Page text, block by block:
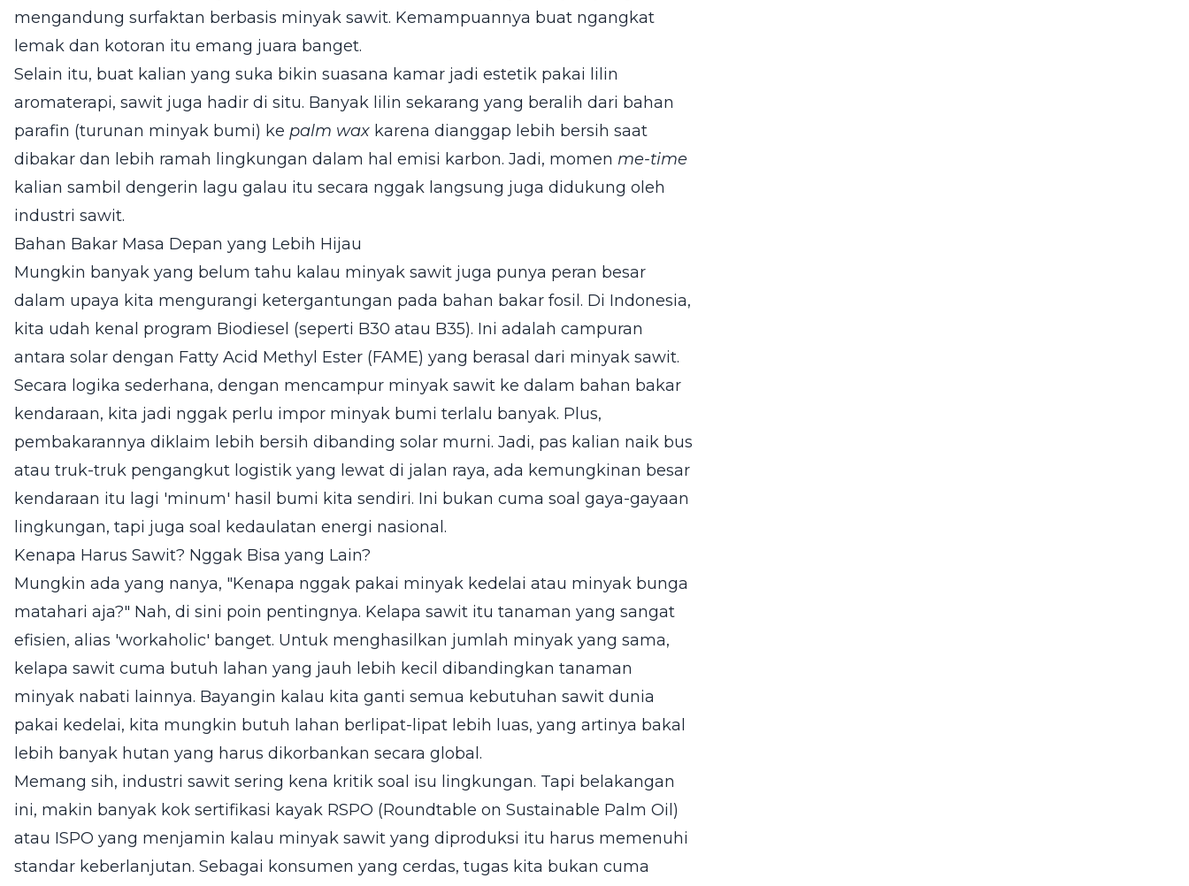
mengandung surfaktan berbasis minyak sawit. Kemampuannya buat ngangkat
lemak dan kotoran itu emang juara banget.
Selain itu, buat kalian yang suka bikin suasana kamar jadi estetik pakai lilin
aromaterapi, sawit juga hadir di situ. Banyak lilin sekarang yang beralih dari bahan
parafin (turunan minyak bumi) ke palm wax karena dianggap lebih bersih saat
dibakar dan lebih ramah lingkungan dalam hal emisi karbon. Jadi, momen me-time
kalian sambil dengerin lagu galau itu secara nggak langsung juga didukung oleh
industri sawit.
Bahan Bakar Masa Depan yang Lebih Hijau
Mungkin banyak yang belum tahu kalau minyak sawit juga punya peran besar
dalam upaya kita mengurangi ketergantungan pada bahan bakar fosil. Di Indonesia,
kita udah kenal program Biodiesel (seperti B30 atau B35). Ini adalah campuran
antara solar dengan Fatty Acid Methyl Ester (FAME) yang berasal dari minyak sawit.
Secara logika sederhana, dengan mencampur minyak sawit ke dalam bahan bakar
kendaraan, kita jadi nggak perlu impor minyak bumi terlalu banyak. Plus,
pembakarannya diklaim lebih bersih dibanding solar murni. Jadi, pas kalian naik bus
atau truk-truk pengangkut logistik yang lewat di jalan raya, ada kemungkinan besar
kendaraan itu lagi 'minum' hasil bumi kita sendiri. Ini bukan cuma soal gaya-gayaan
lingkungan, tapi juga soal kedaulatan energi nasional.
Kenapa Harus Sawit? Nggak Bisa yang Lain?
Mungkin ada yang nanya, "Kenapa nggak pakai minyak kedelai atau minyak bunga
matahari aja?" Nah, di sini poin pentingnya. Kelapa sawit itu tanaman yang sangat
efisien, alias 'workaholic' banget. Untuk menghasilkan jumlah minyak yang sama,
kelapa sawit cuma butuh lahan yang jauh lebih kecil dibandingkan tanaman
minyak nabati lainnya. Bayangin kalau kita ganti semua kebutuhan sawit dunia
pakai kedelai, kita mungkin butuh lahan berlipat-lipat lebih luas, yang artinya bakal
lebih banyak hutan yang harus dikorbankan secara global.
Memang sih, industri sawit sering kena kritik soal isu lingkungan. Tapi belakangan
ini, makin banyak kok sertifikasi kayak RSPO (Roundtable on Sustainable Palm Oil)
atau ISPO yang menjamin kalau minyak sawit yang diproduksi itu harus memenuhi
standar keberlanjutan. Sebagai konsumen yang cerdas, tugas kita bukan cuma